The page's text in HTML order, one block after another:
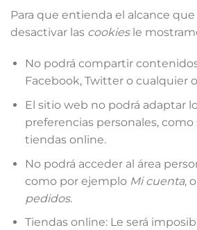
Para que entienda el alcance
desactivar las cookiesle
No podrá compartir
Facebook, Twitter o cualquier
El sitio web no podrá adaptar
preferencias personales,
tiendas online.
No podrá acceder al área
como por ejemplo Mi cuenta, o
pedidos.
Tiendas online: Le será